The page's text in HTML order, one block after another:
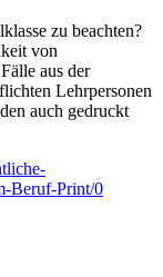
zu beachten?
von
aus der
Lehrpersonen
auch gedruckt
Beruf-Print/0